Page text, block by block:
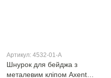
Артикул: 4532-01-A
Шнурок для бейджа з
металевим кліпом Axent